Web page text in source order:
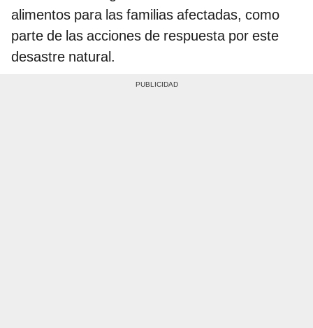
alimentos para las familias afectadas, como
parte de las acciones de respuesta por este
desastre natural.